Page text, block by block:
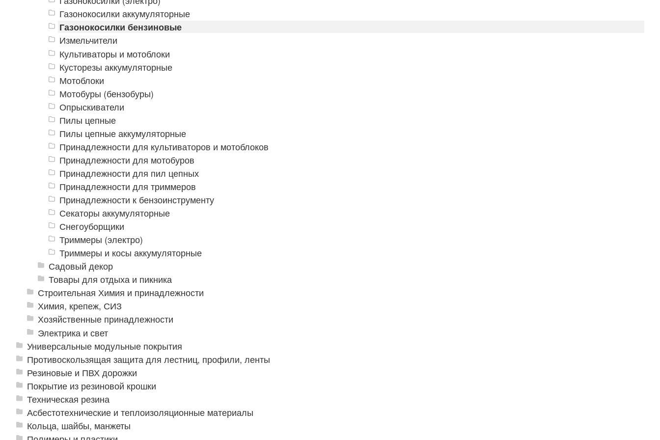
Газонокосилки аккумуляторные
Газонокосилки бензиновые
Измельчители
Культиваторы и мотоблоки
Кусторезы аккумуляторные
Мотоблоки
Мотобуры (бензобуры)
Опрыскиватели
Пилы цепные
Пилы цепные аккумуляторные
Принадлежности для культиваторов и мотоблоков
Принадлежности для мотобуров
Принадлежности для пил цепных
Принадлежности для триммеров
Принадлежности к бензоинструменту
Секаторы аккумуляторные
Снегоуборщики
Триммеры (электро)
Триммеры и косы аккумуляторные
Садовый декор
Товары для отдыха и пикника
Строительная Химия и принадлежности
Химия, крепеж, СИЗ
Хозяйственные принадлежности
Электрика и свет
Универсальные модульные покрытия
Противоскользящая защита для лестниц, профили, ленты
Резиновые и ПВХ дорожки
Покрытие из резиновой крошки
Техническая резина
Асбестотехнические и теплоизоляционные материалы
Кольца, шайбы, манжеты